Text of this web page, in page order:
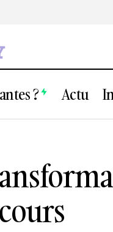
? Actu